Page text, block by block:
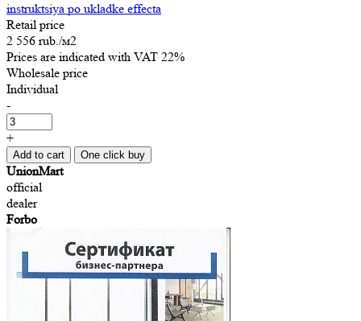
instruktsiya po ukladke effecta
Retail price
2 556 rub./м2
Prices are indicated with VAT 22%
Wholesale price
Individual
-
+
Add to cart One click buy
UnionMart
official
dealer
Forbo